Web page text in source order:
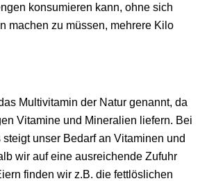
konsumieren kann, ohne sich
machen zu müssen, mehrere Kilo
Multivitamin der Natur genannt, da
Vitamine und Mineralien liefern. Bei
unser Bedarf an Vitaminen und
wir auf eine ausreichende Zufuhr
finden wir z.B. die fettlöslichen